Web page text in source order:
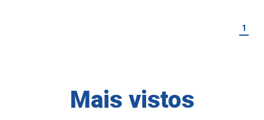
1
Mais vistos